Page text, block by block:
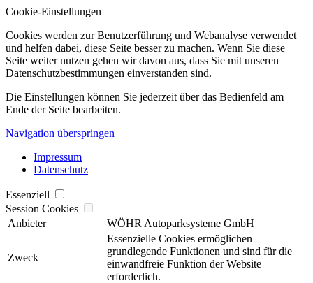
Cookie-Einstellungen
Cookies werden zur Benutzerführung und Webanalyse verwendet
und helfen dabei, diese Seite besser zu machen. Wenn Sie diese
Seite weiter nutzen gehen wir davon aus, dass Sie mit unseren
Datenschutzbestimmungen einverstanden sind.
Die Einstellungen können Sie jederzeit über das Bedienfeld am
Ende der Seite bearbeiten.
Navigation überspringen
Impressum
Datenschutz
Essenziell
Session Cookies
Anbieter
WÖHR Autoparksysteme GmbH
Zweck
Essenzielle Cookies ermöglichen
grundlegende Funktionen und sind für die
einwandfreie Funktion der Website
erforderlich.